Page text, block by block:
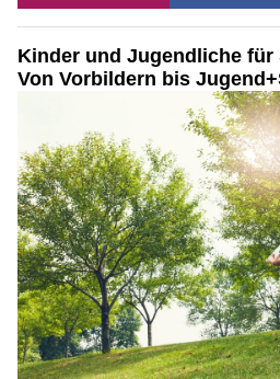
Kinder und Jugendliche für
Von Vorbildern bis